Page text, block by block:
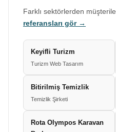
Farklı sektörlerden
referansları gör →
Keyifli Turizm
Turizm Web Tasarım
Bitirilmiş Temizlik
Temizlik Şirketi
Rota Olympos Karavan